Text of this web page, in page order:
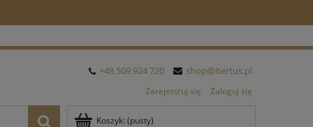
+48 509 924 720 shop@itertus.pl
Zarejestruj się Zaloguj się
Koszyk: (pusty)